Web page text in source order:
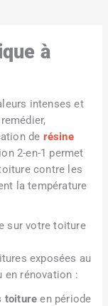
à
intenses et
de résine
2-en-1 permet
contre les
la température
sur votre toiture
exposées au
en rénovation :
toiture en période